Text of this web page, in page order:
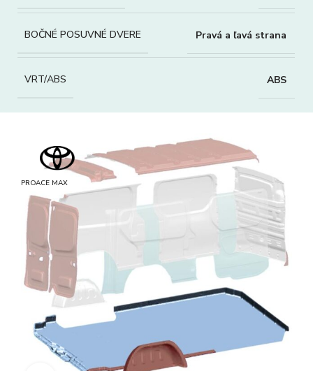
BOČNÉ POSUVNÉ DVERE Pravá a ľavá strana
VRT/ABS ABS
PROACE MAX